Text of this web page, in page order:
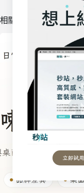
立即試用
相關文章